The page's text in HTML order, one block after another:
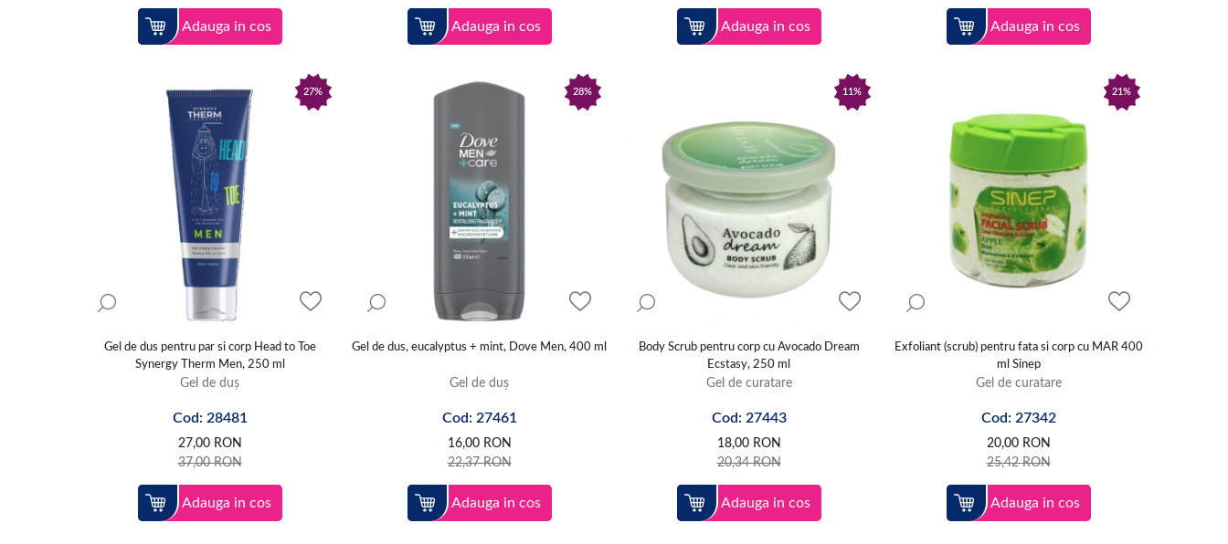
Adauga in cos Adauga in cos Adauga in cos Adauga in cos
27%
Gel de dus pentru par si corp Head to Toe
Synergy Therm Men, 250 ml
Gel de duș
Cod: 28481
27,00 RON
37,00RON
Adauga in cos
28%
Gel de dus, eucalyptus + mint, Dove Men, 400 ml
Gel de duș
Cod: 27461
16,00 RON
22,37RON
Adauga in cos
11%
Body Scrub pentru corp cu Avocado Dream
Ecstasy, 250 ml
Gel de curatare
Cod: 27443
18,00 RON
20,34RON
Adauga in cos
21%
Exfoliant (scrub) pentru fata si corp cu MAR 400
ml Sinep
Gel de curatare
Cod: 27342
20,00 RON
25,42RON
Adauga in cos